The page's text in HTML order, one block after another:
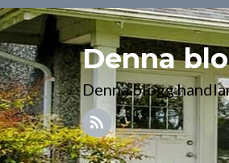
Denna
Denna blogg